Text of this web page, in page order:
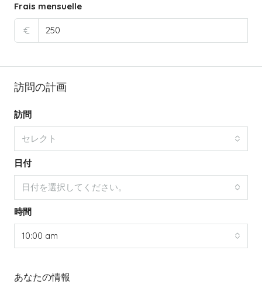
Frais mensuelle
€
訪問の計画
訪問
セレクト
日付
日付を選択してください。
時間
10:00 am
あなたの情報